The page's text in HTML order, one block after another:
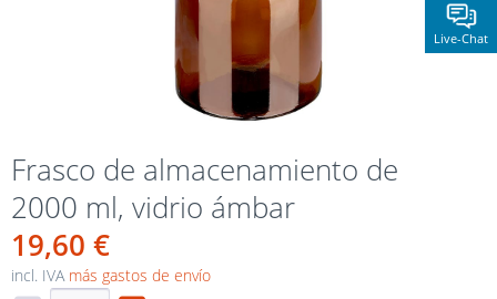
Live-Chat
Frasco de almacenamiento de
2000 ml, vidrio ámbar
19,60 €
incl. IVA más gastos de envío